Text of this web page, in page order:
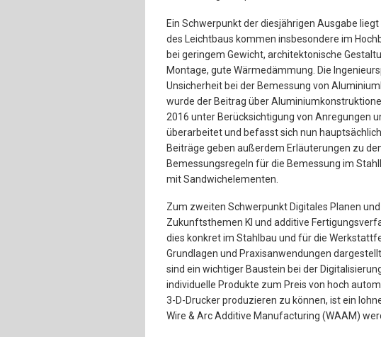
Ein Schwerpunkt der diesjährigen Ausgabe
des Leichtbaus kommen insbesondere im
bei geringem Gewicht, architektonische
Montage, gute Wärmedämmung. Die
Unsicherheit bei der Bemessung von
wurde der Beitrag über
2016 unter Berücksichtigung von Anregungen
überarbeitet und befasst sich nun hauptsächlich
Beiträge geben außerdem Erläuterungen zu
Bemessungsregeln für die Bemessung im
mit Sandwichelementen.
Zum zweiten Schwerpunkt Digitales Planen
Zukunftsthemen KI und additive
dies konkret im Stahlbau und für die
Grundlagen und Praxisanwendungen
sind ein wichtiger Baustein bei der
individuelle Produkte zum Preis von hoch
3-D-Drucker produzieren zu können, ist ein
Wire & Arc Additive Manufacturing (WAAM)